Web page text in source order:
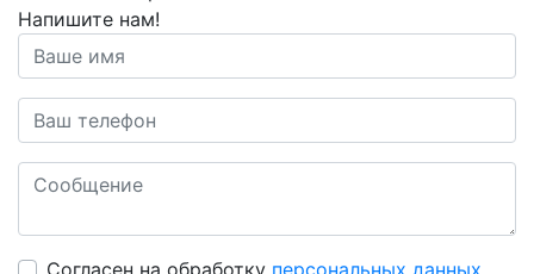
Напишите нам!
Cогласен на обработку персональных данных